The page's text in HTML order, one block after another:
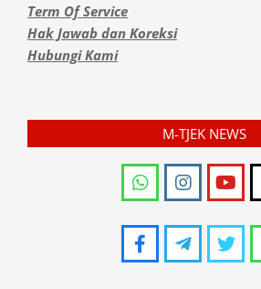
Term Of Service
Hak Jawab dan Koreksi
Hubungi Kami
M-TJEK NEWS